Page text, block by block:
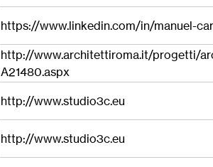
https://www.linkedin.com/in/manuel-
http://www.architettiroma.it/progetti/
A21480.aspx
http://www.studio3c.eu
http://www.studio3c.eu